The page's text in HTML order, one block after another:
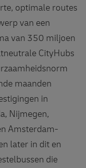
optimale routes
van een
van 350 miljoen
CityHubs
maanden
in
Nijmegen,
Amsterdam-
later in dit en
die